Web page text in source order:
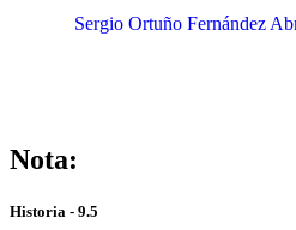
Sergio Ortuño Fernández
Nota:
Historia - 9.5